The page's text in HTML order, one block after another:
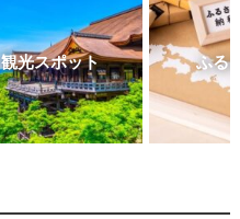
観光スポット ふる